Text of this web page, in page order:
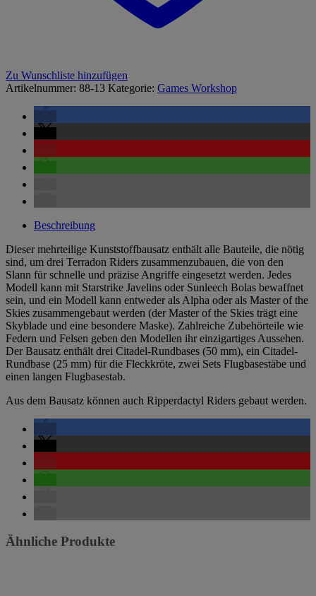
Zu Wunschliste hinzufügen
Artikelnummer: 88-13 Kategorie: Games Workshop
Beschreibung
Dieser mehrteilige Kunststoffbausatz enthält alle Bauteile, die nötig
sind, um drei Terradon Riders zusammenzubauen, die von den
Slann für schnelle und präzise Angriffe eingesetzt werden. Jedes
Modell kann mit Starstrike Javelins oder Sunleech Bolas bewaffnet
sein, und ein Modell kann entweder als Alpha oder als Master of the
Skies zusammengebaut werden (der Master of the Skies trägt eine
Skyblade und eine besondere Maske). Zahlreiche Zubehörteile wie
Federn und Felsen geben den Modellen ihr einzigartiges Aussehen.
Der Bausatz enthält drei Citadel-Rundbases (50 mm), ein Citadel-
Rundbase (25 mm) für die Fleckkröte, zwei Sets Flugbasestäbe und
einen langen Flugbasestab.
Aus dem Bausatz können auch Ripperdactyl Riders gebaut werden.
Ähnliche Produkte